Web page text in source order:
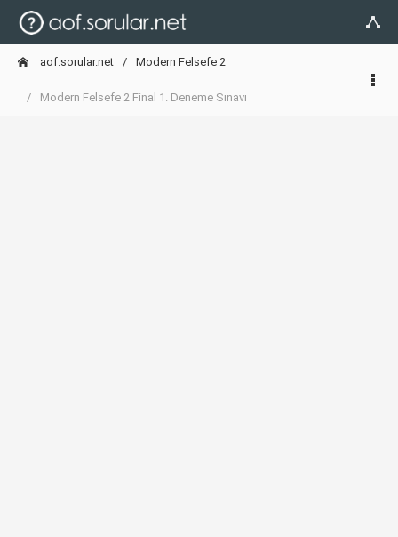
aof.sorular.net Modern Felsefe 2
Modern Felsefe 2 Final 1. Deneme Sınavı